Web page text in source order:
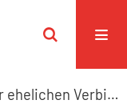
Bey der ehelichen Verbindung des Herrn Johann Anthon Probst mit der Demoiselle Ernesta Margar. Bühring